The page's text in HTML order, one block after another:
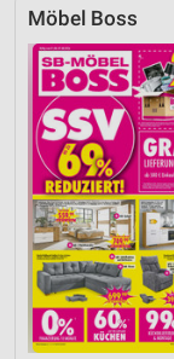
Möbel Boss